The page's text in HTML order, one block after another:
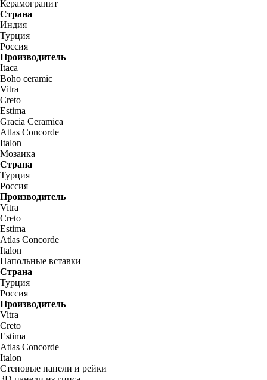
Керамогранит
Страна
Индия
Турция
Россия
Производитель
Itaca
Boho ceramic
Vitra
Creto
Estima
Gracia Ceramica
Atlas Concorde
Italon
Мозаика
Страна
Турция
Россия
Производитель
Vitra
Creto
Estima
Atlas Concorde
Italon
Напольные вставки
Страна
Турция
Россия
Производитель
Vitra
Creto
Estima
Atlas Concorde
Italon
Стеновые панели и рейки